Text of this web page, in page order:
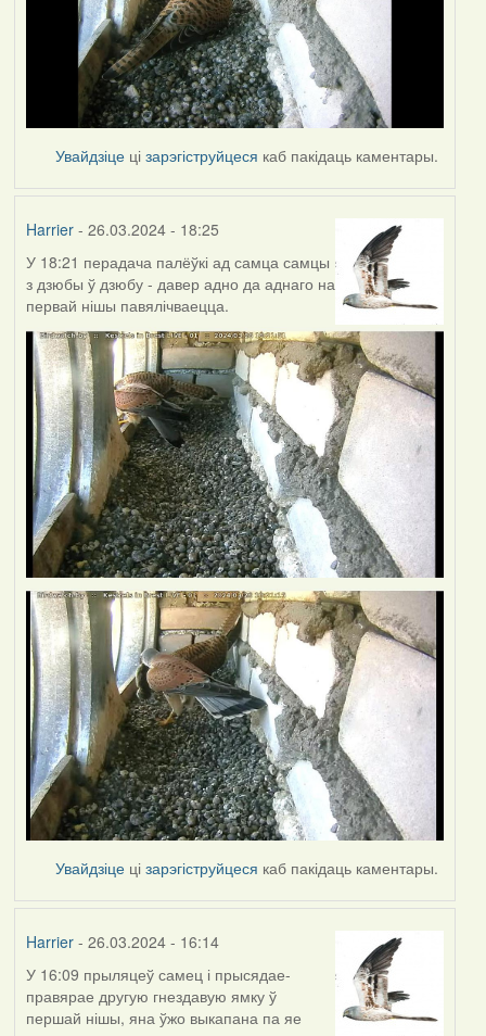
Увайдзіце цізарэгіструйцеся каб пакідаць каментары.
Harrier- 26.03.2024 - 18:25
У 18:21 перадача палёўкі ад самца самцы
з дзюбы ў дзюбу - давер адно да аднаго на
первай нішы павялічваецца.
Увайдзіце цізарэгіструйцеся каб пакідаць каментары.
Harrier- 26.03.2024 - 16:14
У 16:09 прыляцеў самец і прысядае-
правярае другую гнездавую ямку ў
першай нішы, яна ўжо выкапана па яе